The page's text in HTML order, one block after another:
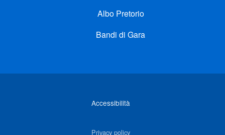
Albo Pretorio
Bandi di Gara
Accessibilità
Privacy policy